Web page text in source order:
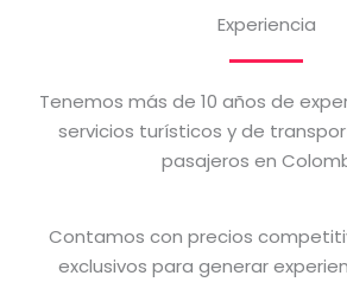
Experiencia
Tenemos más de 10 años de
servicios turísticos y de
pasajeros en
Contamos con precios
exclusivos para generar